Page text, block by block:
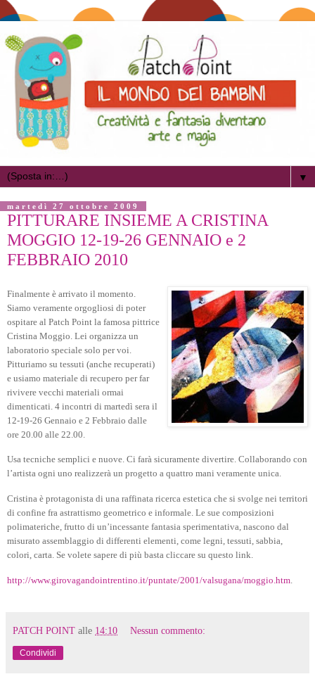
▼
martedì 27 ottobre 2009
PITTURARE INSIEME A CRISTINA
MOGGIO 12-19-26 GENNAIO e 2
FEBBRAIO 2010
Finalmente è arrivato il momento.
Siamo veramente orgogliosi di poter
ospitare al Patch Point la famosa pittrice
Cristina Moggio. Lei organizza un
laboratorio speciale solo per voi.
Pitturiamo su tessuti (anche recuperati)
e usiamo materiale di recupero per far
rivivere vecchi materiali ormai
dimenticati. 4 incontri di martedì sera il
12-19-26 Gennaio e 2 Febbraio dalle
ore 20.00 alle 22.00.
Usa tecniche semplici e nuove. Ci farà sicuramente divertire. Collaborando con
l’artista ogni uno realizzerà un progetto a quattro mani veramente unica.
Cristina è protagonista di una raffinata ricerca estetica che si svolge nei territori
di confine fra astrattismo geometrico e informale. Le sue composizioni
polimateriche, frutto di un’incessante fantasia sperimentativa, nascono dal
misurato assemblaggio di differenti elementi, come legni, tessuti, sabbia,
colori, carta. Se volete sapere di più basta cliccare su questo link.
http://www.girovagandointrentino.it/puntate/2001/valsugana/moggio.htm.
PATCH POINT alle 14:10 Nessun commento:
Condividi